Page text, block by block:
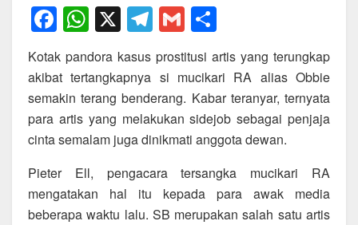
F
a
c
e
b
o
o
k
W
h
at
s
A
p
p
X T
el
e
gr
a
m
G
m
ail
h
ar
e
Kotak pandora kasus prostitusi artis yang terungkap
akibat tertangkapnya si mucikari RA alias Obbie
semakin terang benderang. Kabar teranyar, ternyata
para artis yang melakukan sidejob sebagai penjaja
cinta semalam juga dinikmati anggota dewan.
Pieter Ell, pengacara tersangka mucikari RA
mengatakan hal itu kepada para awak media
beberapa waktu lalu. SB merupakan salah satu artis